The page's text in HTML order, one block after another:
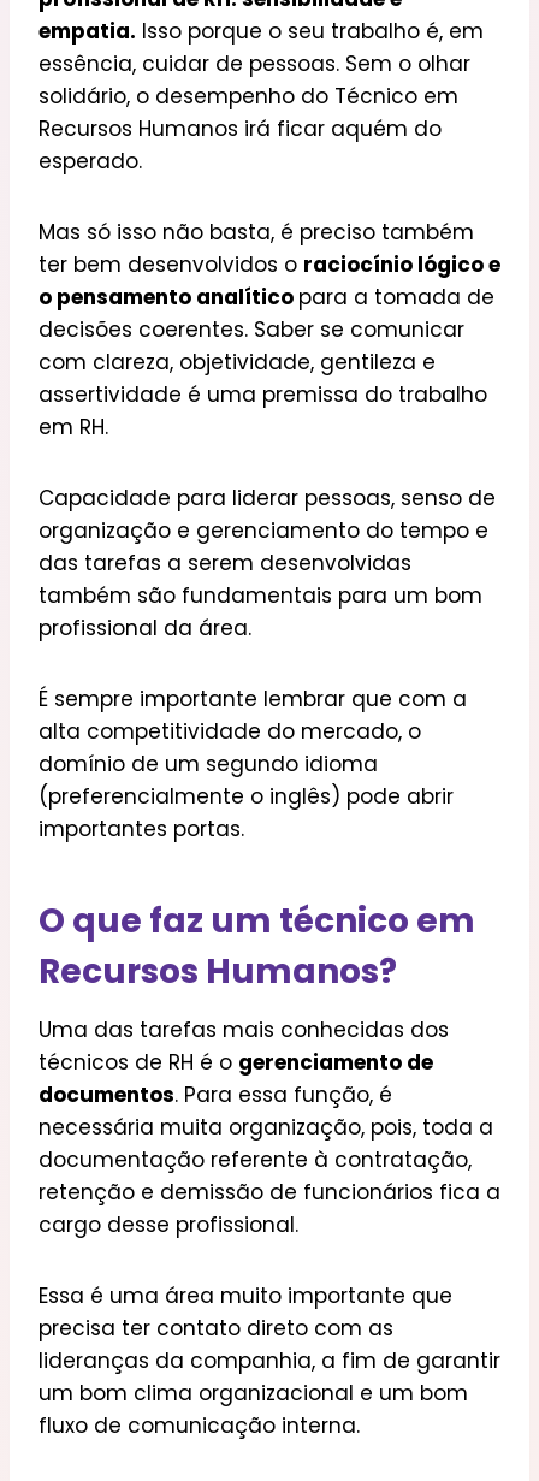
empatia. Isso porque o seu trabalho é, em
essência, cuidar de pessoas. Sem o olhar
solidário, o desempenho do Técnico em
Recursos Humanos irá ficar aquém do
esperado.
Mas só isso não basta, é preciso também
ter bem desenvolvidos o raciocínio lógico e
o pensamento analítico para a tomada de
decisões coerentes. Saber se comunicar
com clareza, objetividade, gentileza e
assertividade é uma premissa do trabalho
em RH.
Capacidade para liderar pessoas, senso de
organização e gerenciamento do tempo e
das tarefas a serem desenvolvidas
também são fundamentais para um bom
profissional da área.
É sempre importante lembrar que com a
alta competitividade do mercado, o
domínio de um segundo idioma
(preferencialmente o inglês) pode abrir
importantes portas.
O que faz um técnico em
Recursos Humanos?
Uma das tarefas mais conhecidas dos
técnicos de RH é o gerenciamento de
documentos. Para essa função, é
necessária muita organização, pois, toda a
documentação referente à contratação,
retenção e demissão de funcionários fica a
cargo desse profissional.
Essa é uma área muito importante que
precisa ter contato direto com as
lideranças da companhia, a fim de garantir
um bom clima organizacional e um bom
fluxo de comunicação interna.